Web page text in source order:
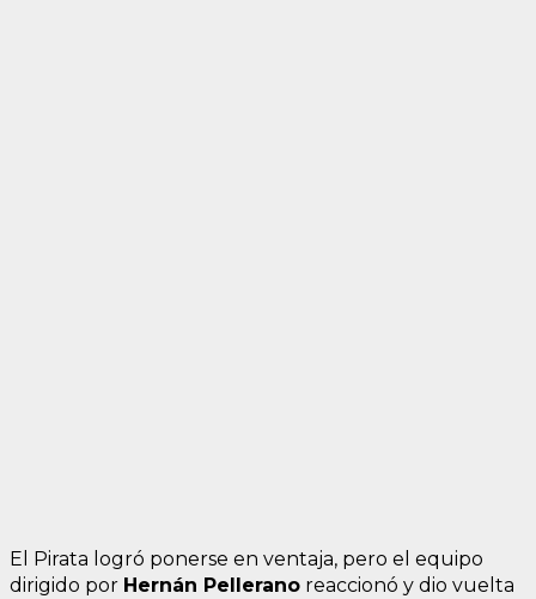
El Pirata logró ponerse en ventaja, pero el equipo
dirigido por Hernán Pellerano reaccionó y dio vuelta